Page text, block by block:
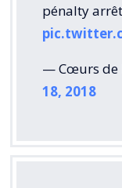
pénalty
— Cœurs de
18, 2018